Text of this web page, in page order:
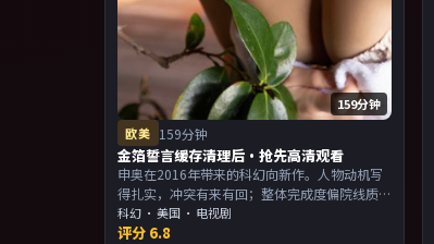
159分钟
欧美 159分钟
金箔誓言缓存清理后·抢先高清观看
申奥在2016年带来的科幻向新作。人物动机写
得扎实，冲突有来有回；整体完成度偏院线质
感。主演以演技派为主，适合喜欢强叙事与人
物关系的观众加入片单。
科幻 ·美国 · 电视剧
评分 6.8